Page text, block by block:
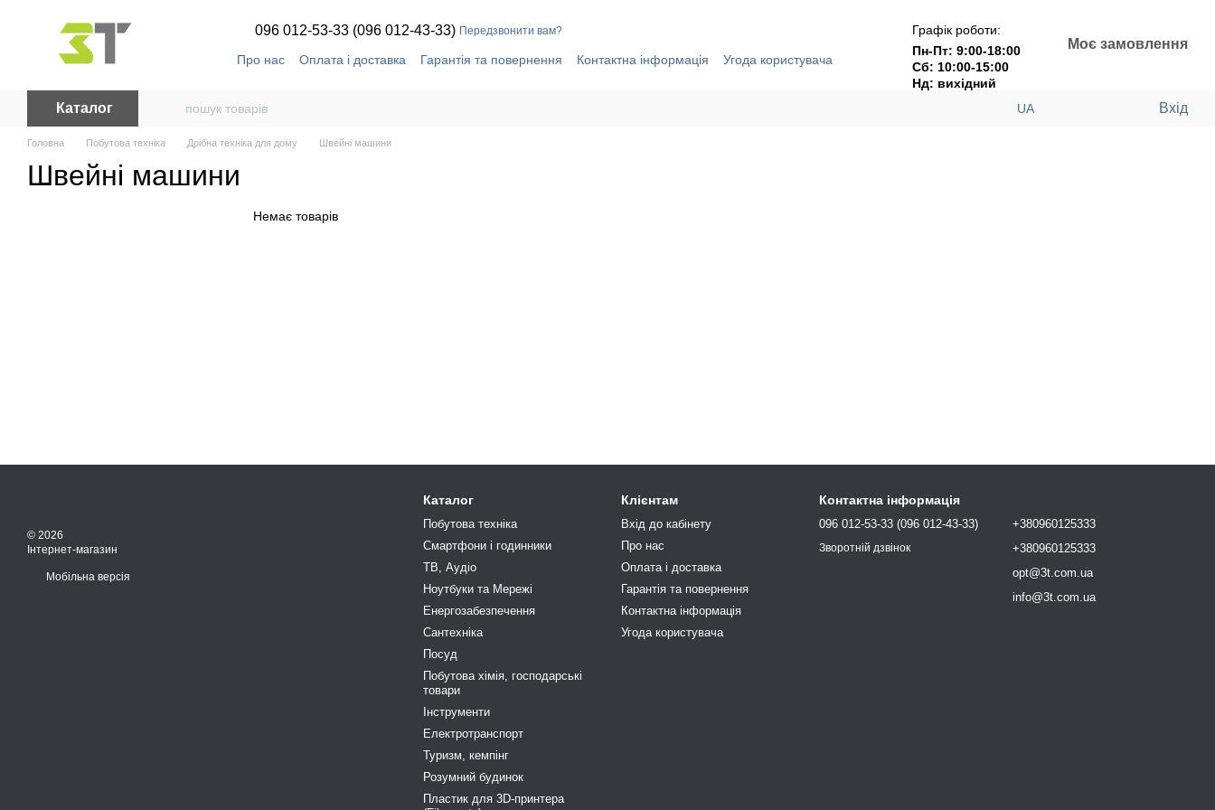
096 012-53-33 (096 012-43-33) Передзвонити вам?
Про нас Оплата і доставка Гарантія та повернення Контактна інформація Угода користувача
Графік роботи:
Пн-Пт: 9:00-18:00
Сб: 10:00-15:00
Нд: вихідний
Моє замовлення
Каталог UA Вхід
Головна Побутова техніка Дрібна техніка для дому Швейні машини
Швейні машини
Немає товарів
© 2026
Інтернет-магазин
Мобільна версія
Каталог
Побутова техніка
Смартфони і годинники
ТВ, Аудіо
Ноутбуки та Мережі
Енергозабезпечення
Сантехніка
Посуд
Побутова хімія, господарськi
товари
Інструменти
Електротранспорт
Туризм, кемпiнг
Розумний будинок
Пластик для 3D-принтера
Клієнтам
Вхід до кабінету
Про нас
Оплата і доставка
Гарантія та повернення
Контактна інформація
Угода користувача
Контактна інформація
096 012-53-33 (096 012-43-33)
Зворотній дзвінок
+380960125333
+380960125333
opt@3t.com.ua
info@3t.com.ua